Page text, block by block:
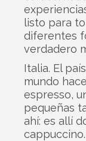
listo para
diferentes
verdadero
Italia. El
mundo
espresso,
pequeñas
ahí: es allí
cappuccino.